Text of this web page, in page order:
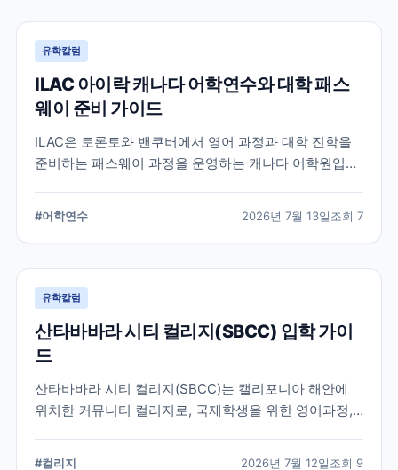
유학칼럼
ILAC 아이락 캐나다 어학연수와 대학 패스
웨이 준비 가이드
ILAC은 토론토와 밴쿠버에서 영어 과정과 대학 진학을
준비하는 패스웨이 과정을 운영하는 캐나다 어학원입니
다.
#어학연수 2026년 7월 13일조회 7
유학칼럼
산타바바라 시티 컬리지(SBCC) 입학 가이
드
산타바바라 시티 컬리지(SBCC)는 캘리포니아 해안에
위치한 커뮤니티 컬리지로, 국제학생을 위한 영어과정,
#컬리지 2026년 7월 12일조회 9